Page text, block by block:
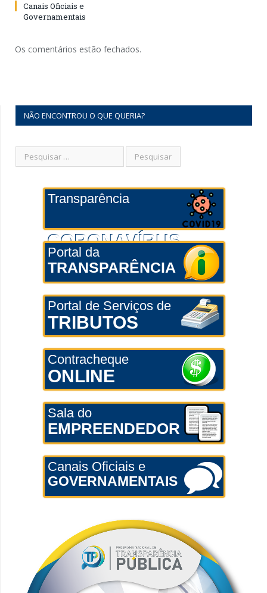
Canais Oficiais e
Governamentais
Os comentários estão fechados.
NÃO ENCONTROU O QUE QUERIA?
Transparência
CORONAVÍRUS
Portal da
TRANSPARÊNCIA
Portal de Serviços de
TRIBUTOS
Contracheque
ONLINE
Sala do
EMPREENDEDOR
Canais Oficiais e
GOVERNAMENTAIS